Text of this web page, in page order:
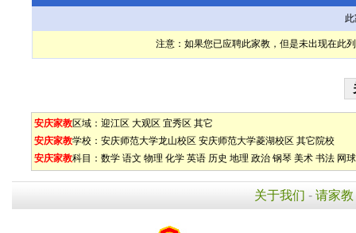
注意：如果您已应聘此家教，但是未出现在此
安庆家教区域： 迎江区 大观区 宜秀区 其它
安庆家教学校： 安庆师范大学龙山校区 安庆师范大学菱湖校区 其它院校
安庆家教科目： 数学 语文 物理 化学 英语 历史 地理 政治 钢琴 美术 书法 网球
关于我们 - 请家教